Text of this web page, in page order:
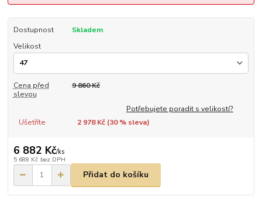
Dostupnost
Skladem
Velikost
Cena před
slevou
9 860 Kč
Potřebujete poradit s velikostí?
Ušetříte
2 978 Kč (30% sleva)
6 882 Kč/ks
5 688 Kč bez DPH
Přidat do košíku